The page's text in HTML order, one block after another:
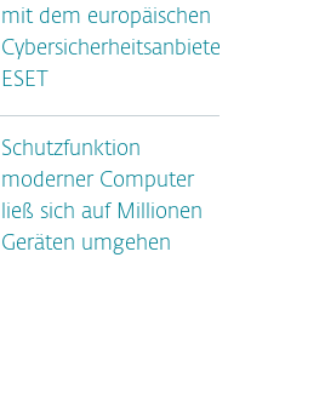
mit dem europäischen
Cybersicherheitsanbieter
ESET
Schutzfunktion
moderner Computer
ließ sich auf Millionen
Geräten umgehen